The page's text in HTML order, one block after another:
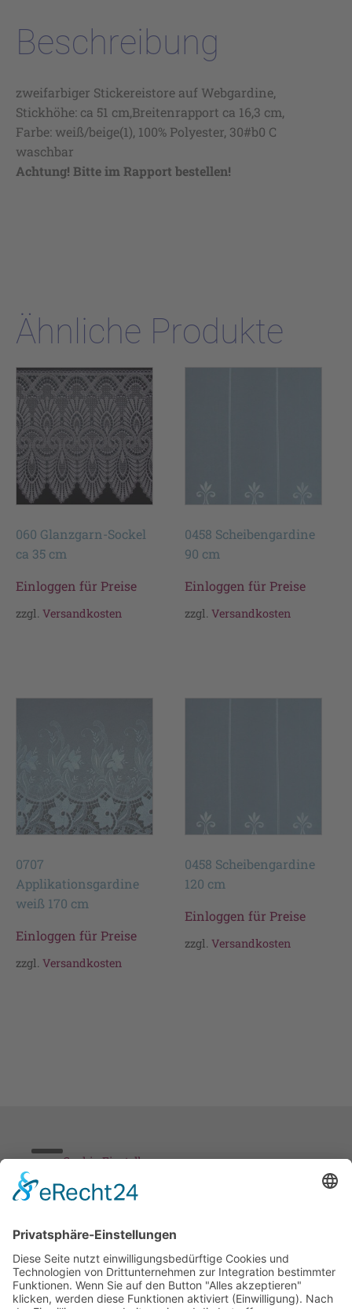
Beschreibung
zweifarbiger Stickereistore auf Webgardine,
Stickhöhe: ca 51 cm,Breitenrapport ca 16,3 cm,
Farbe: weiß/beige(1), 100% Polyester, 30#b0 C
waschbar
Achtung! Bitte im Rapport bestellen!
Ähnliche Produkte
060 Glanzgarn-Sockel
ca 35 cm
Einloggen für Preise
zzgl. Versandkosten
0458 Scheibengardine
90 cm
Einloggen für Preise
zzgl.Versandkosten
0707
Applikationsgardine
weiß 170 cm
Einloggen für Preise
zzgl. Versandkosten
0458 Scheibengardine
120 cm
Einloggen für Preise
zzgl.Versandkosten
Cookie-Einstellungen